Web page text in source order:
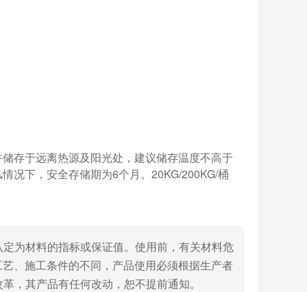
存于远离热源及阳光处，建议储存温度不高于
下，安全存储期为6个月。20KG/200KG/桶
为材料的指标或保证值。使用前，有关材料危
、施工条件的不同，产品使用必须根据生产者
，其产品有任何改动，恕不提前通知。